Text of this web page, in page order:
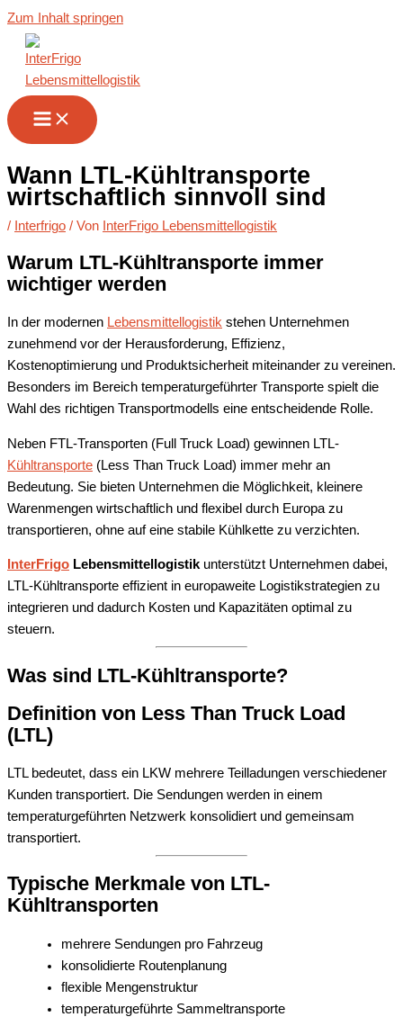
Zum Inhalt springen
Wann LTL-Kühltransporte
wirtschaftlich sinnvoll sind
/ Interfrigo / Von InterFrigo Lebensmittellogistik
Warum LTL-Kühltransporte immer
wichtiger werden
In der modernen Lebensmittellogistik stehen Unternehmen
zunehmend vor der Herausforderung, Effizienz,
Kostenoptimierung und Produktsicherheit miteinander zu vereinen.
Besonders im Bereich temperaturgeführter Transporte spielt die
Wahl des richtigen Transportmodells eine entscheidende Rolle.
Neben FTL-Transporten (Full Truck Load) gewinnen LTL-
Kühltransporte (Less Than Truck Load) immer mehr an
Bedeutung. Sie bieten Unternehmen die Möglichkeit, kleinere
Warenmengen wirtschaftlich und flexibel durch Europa zu
transportieren, ohne auf eine stabile Kühlkette zu verzichten.
InterFrigo Lebensmittellogistik unterstützt Unternehmen dabei,
LTL-Kühltransporte effizient in europaweite Logistikstrategien zu
integrieren und dadurch Kosten und Kapazitäten optimal zu
steuern.
Was sind LTL-Kühltransporte?
Definition von Less Than Truck Load
(LTL)
LTL bedeutet, dass ein LKW mehrere Teilladungen verschiedener
Kunden transportiert. Die Sendungen werden in einem
temperaturgeführten Netzwerk konsolidiert und gemeinsam
transportiert.
Typische Merkmale von LTL-
Kühltransporten
mehrere Sendungen pro Fahrzeug
konsolidierte Routenplanung
flexible Mengenstruktur
temperaturgeführte Sammeltransporte